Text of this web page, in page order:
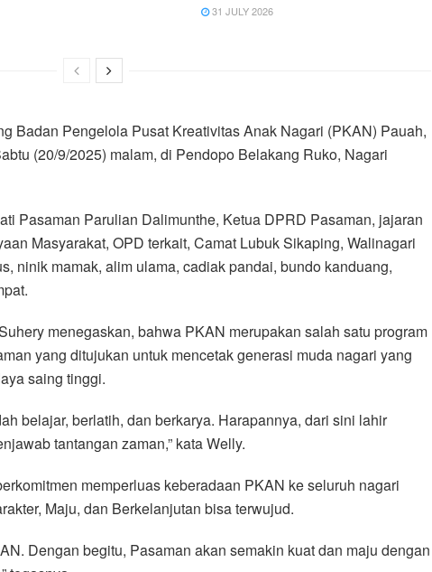
31 JULY 2026
Badan Pengelola Pusat Kreativitas Anak Nagari (PKAN) Pauah,
(20/9/2025) malam, di Pendopo Belakang Ruko, Nagari
Pasaman Parulian Dalimunthe, Ketua DPRD Pasaman, jajaran
Masyarakat, OPD terkait, Camat Lubuk Sikaping, Walinagari
ninik mamak, alim ulama, cadiak pandai, bundo kanduang,
menegaskan, bahwa PKAN merupakan salah satu program
yang ditujukan untuk mencetak generasi muda nagari yang
saing tinggi.
belajar, berlatih, dan berkarya. Harapannya, dari sini lahir
tantangan zaman,” kata Welly.
memperluas keberadaan PKAN ke seluruh nagari
Maju, dan Berkelanjutan bisa terwujud.
Dengan begitu, Pasaman akan semakin kuat dan maju dengan